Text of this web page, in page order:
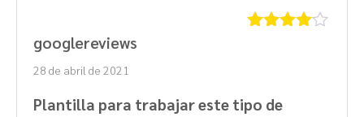
googlereviews
28 de abril de 2021
Plantilla para trabajar este tipo de